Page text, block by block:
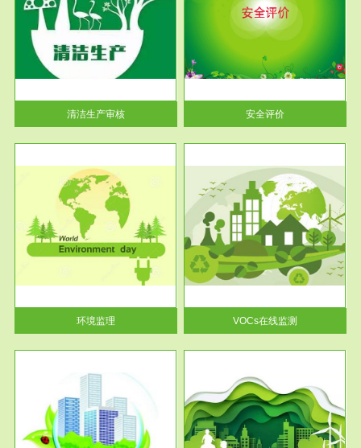
清洁生产审核
安全评价
安全评价安全评价目的是查找、
分析和预测工程、系统、生产经
营活...
安全评价
环境监理
服务范围
VOCs在线监测
根据《重点区域大气污染防
治“十二五”规划》有机废气净化
率达...
VOCs在线监测
服务范围
政府/园区级VOCs综合管控服务